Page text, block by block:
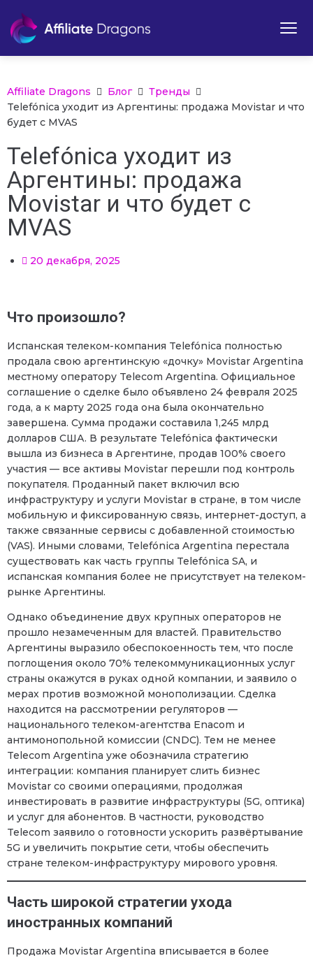
Affiliate Dragons Блог
Тренды
Telefónica уходит из Аргентины: продажа Movistar и что
будет с MVAS
Telefónica уходит из
Аргентины: продажа
Movistar и что будет с
MVAS
20 декабря, 2025
Что произошло?
Испанская телеком-компания Telefónica полностью
продала свою аргентинскую «дочку» Movistar Argentina
местному оператору Telecom Argentina. Официальное
соглашение о сделке было объявлено 24 февраля 2025
года, а к марту 2025 года она была окончательно
завершена. Сумма продажи составила 1,245 млрд
долларов США. В результате Telefónica фактически
вышла из бизнеса в Аргентине, продав 100% своего
участия — все активы Movistar перешли под контроль
покупателя. Проданный пакет включил всю
инфраструктуру и услуги Movistar в стране, в том числе
мобильную и фиксированную связь, интернет-доступ, а
также связанные сервисы с добавленной стоимостью
(VAS). Иными словами, Telefónica Argentina перестала
существовать как часть группы Telefónica SA, и
испанская компания более не присутствует на телеком-
рынке Аргентины.
Однако объединение двух крупных операторов не
прошло незамеченным для властей. Правительство
Аргентины выразило обеспокоенность тем, что после
поглощения около 70% телекоммуникационных услуг
страны окажутся в руках одной компании, и заявило о
мерах против возможной монополизации. Сделка
находится на рассмотрении регуляторов —
национального телеком-агентства Enacom и
антимонопольной комиссии (CNDC). Тем не менее
Telecom Argentina уже обозначила стратегию
интеграции: компания планирует слить бизнес
Movistar со своими операциями, продолжая
инвестировать в развитие инфраструктуры (5G, оптика)
и услуг для абонентов. В частности, руководство
Telecom заявило о готовности ускорить развёртывание
5G и увеличить покрытие сети, чтобы обеспечить
стране телеком-инфраструктуру мирового уровня.
Часть широкой стратегии ухода
иностранных компаний
Продажа Movistar Argentina вписывается в более